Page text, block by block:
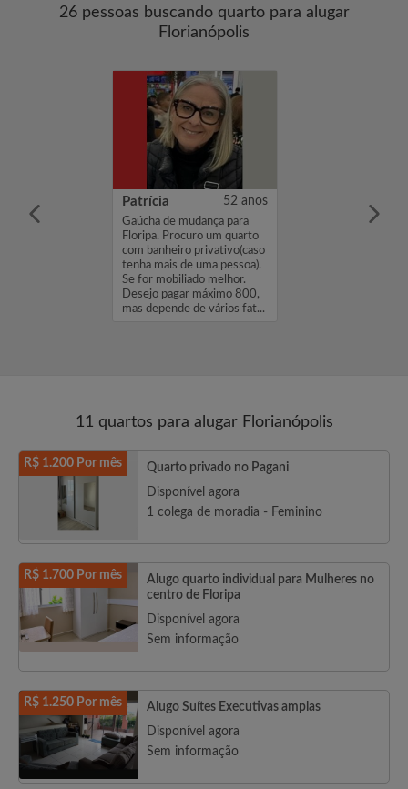
26 pessoas buscando quarto para alugar
Florianópolis
o que falar,
Patrícia 52 anos
Gaúcha de mudança para
Floripa. Procuro um quarto
com banheiro privativo(caso
tenha mais de uma pessoa).
Se for mobiliado melhor.
Desejo pagar máximo 800,
mas depende de vários fat...
11 quartos para alugar Florianópolis
R$ 1.200 Por mês
Quarto privado no Pagani
Disponível agora
1 colega de moradia - Feminino
R$ 1.700 Por mês
Alugo quarto individual para Mulheres no
centro de Floripa
Disponível agora
Sem informação
R$ 1.250 Por mês
Alugo Suítes Executivas amplas
Disponível agora
Sem informação